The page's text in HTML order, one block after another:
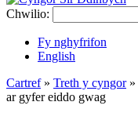
Chwilio:
Fy nghyfrifon
English
Cartref» Treth y cyngor»
ar gyfer eiddo gwag